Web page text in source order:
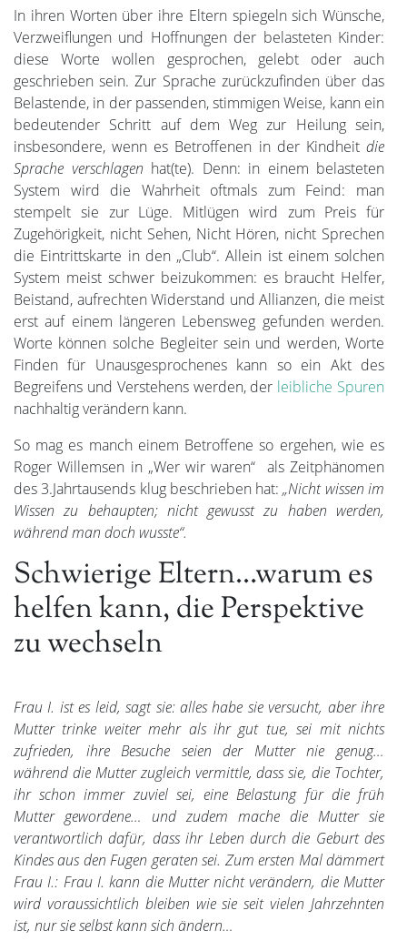
In ihren Worten über ihre Eltern spiegeln sich Wünsche,
Verzweiflungen und Hoffnungen der belasteten Kinder:
diese Worte wollen gesprochen, gelebt oder auch
geschrieben sein. Zur Sprache zurückzufinden über das
Belastende, in der passenden, stimmigen Weise, kann ein
bedeutender Schritt auf dem Weg zur Heilung sein,
insbesondere, wenn es Betroffenen in der Kindheit die
Sprache verschlagen hat(te). Denn: in einem belasteten
System wird die Wahrheit oftmals zum Feind: man
stempelt sie zur Lüge. Mitlügen wird zum Preis für
Zugehörigkeit, nicht Sehen, Nicht Hören, nicht Sprechen
die Eintrittskarte in den „Club“. Allein ist einem solchen
System meist schwer beizukommen: es braucht Helfer,
Beistand, aufrechten Widerstand und Allianzen, die meist
erst auf einem längeren Lebensweg gefunden werden.
Worte können solche Begleiter sein und werden, Worte
Finden für Unausgesprochenes kann so ein Akt des
Begreifens und Verstehens werden, der leibliche Spuren
nachhaltig verändern kann.
So mag es manch einem Betroffene so ergehen, wie es
Roger Willemsen in „Wer wir waren“ als Zeitphänomen
des 3.Jahrtausends klug beschrieben hat:„Nicht wissen im
Wissen zu behaupten; nicht gewusst zu haben werden,
während man doch wusste“.
Schwierige Eltern…warum es
helfen kann, die Perspektive
zu wechseln
Frau I. ist es leid, sagt sie: alles habe sie versucht, aber ihre
Mutter trinke weiter mehr als ihr gut tue, sei mit nichts
zufrieden, ihre Besuche seien der Mutter nie genug…
während die Mutter zugleich vermittle, dass sie, die Tochter,
ihr schon immer zuviel sei, eine Belastung für die früh
Mutter gewordene… und zudem mache die Mutter sie
verantwortlich dafür, dass ihr Leben durch die Geburt des
Kindes aus den Fugen geraten sei. Zum ersten Mal dämmert
Frau I.: Frau I. kann die Mutter nicht verändern, die Mutter
wird voraussichtlich bleiben wie sie seit vielen Jahrzehnten
ist, nur sie selbst kann sich ändern…